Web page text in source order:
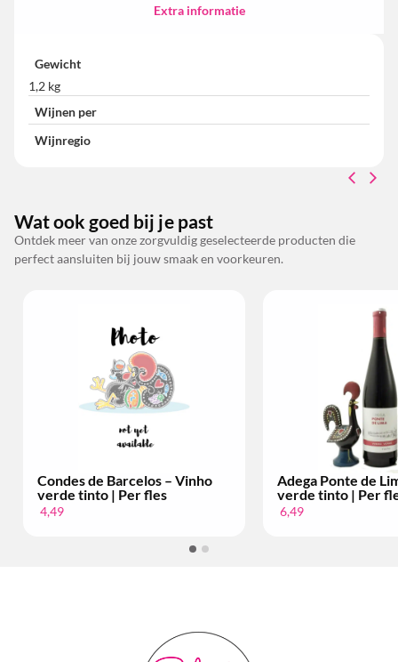
Extra informatie
Gewicht
1,2 kg
Wijnen per
Wijnregio
Wat ook goed bij je past
Ontdek meer van onze zorgvuldig geselecteerde producten die
perfect aansluiten bij jouw smaak en voorkeuren.
Condes de Barcelos – Vinho
verde tinto | Per fles
4,49
Adega Ponte de
verde tinto | Per
6,49